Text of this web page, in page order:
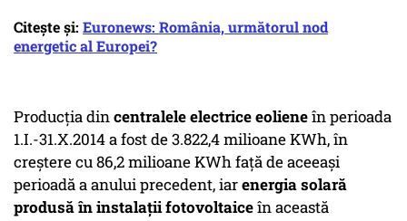
Citește și: Euronews: România, următorul nod
energetic al Europei?
Producţia dincentralele electrice eolieneîn perioada
1.I.-31.X.2014 a fost de 3.822,4 milioane KWh, în
creştere cu 86,2 milioane KWh faţă de aceeaşi
perioadă a anului precedent, iarenergia solară
produsă în instalaţiifotovoltaiceîn această